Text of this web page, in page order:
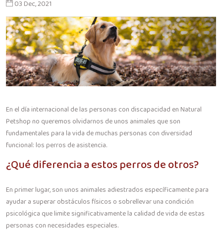
03 Dec, 2021
En el día internacional de las personas con discapacidad en Natural
Petshop no queremos olvidarnos de unos animales que son
fundamentales para la vida de muchas personas con diversidad
funcional: los perros de asistencia.
¿Qué diferencia a estos perros de otros?
En primer lugar, son unos animales adiestrados específicamente para
ayudar a superar obstáculos físicos o sobrellevar una condición
psicológica que limite significativamente la calidad de vida de estas
personas con necesidades especiales.